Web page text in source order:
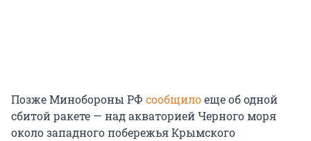
Позже Минобороны РФ сообщилоеще об одной
сбитой ракете — над акваторией Черного моря
около западного побережья Крымского